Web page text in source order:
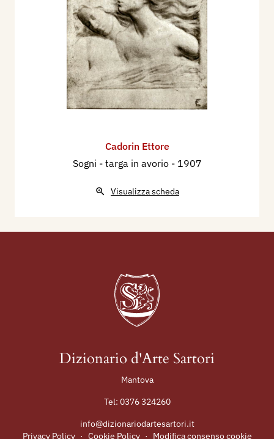
Cadorin Ettore
Sogni - targa in avorio - 1907
Visualizza scheda
Dizionario d'Arte Sartori
Mantova
Tel: 0376 324260
info@dizionariodartesartori.it
Privacy Policy · Cookie Policy · Modifica consenso cookie